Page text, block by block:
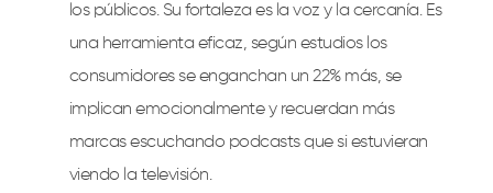
los públicos. Su fortaleza es la voz y la cercanía. Es
una herramienta eficaz, según estudios los
consumidores se enganchan un 22% más, se
implican emocionalmente y recuerdan más
marcas escuchando podcasts que si estuvieran
viendo la televisión.